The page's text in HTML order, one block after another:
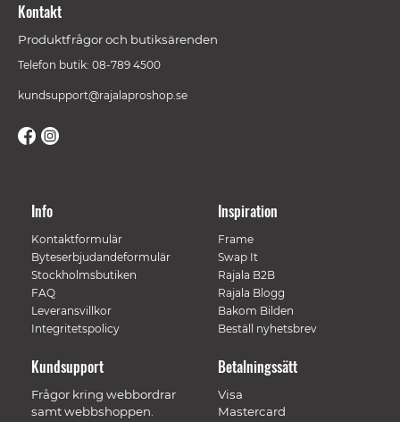
Kontakt
Produktfrågor och butiksärenden
Telefon butik: 08-789 4500
kundsupport@rajalaproshop.se
Info
Kontaktformulär
Byteserbjudandeformulär
Stockholmsbutiken
FAQ
Leveransvillkor
Integritetspolicy
Inspiration
Frame
Swap It
Rajala B2B
Rajala Blogg
Bakom Bilden
Beställ nyhetsbrev
Betalningssätt
Visa
Mastercard
Kundsupport
Frågor kring webbordrar
samt webbshoppen.